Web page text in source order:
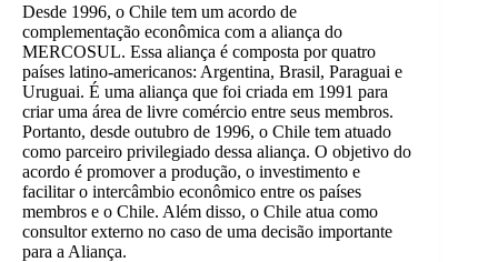
Desde 1996, o Chile tem um acordo de
complementação econômica com a aliança do
MERCOSUL. Essa aliança é composta por quatro
países latino-americanos: Argentina, Brasil, Paraguai e
Uruguai. É uma aliança que foi criada em 1991 para
criar uma área de livre comércio entre seus membros.
Portanto, desde outubro de 1996, o Chile tem atuado
como parceiro privilegiado dessa aliança. O objetivo do
acordo é promover a produção, o investimento e
facilitar o intercâmbio econômico entre os países
membros e o Chile. Além disso, o Chile atua como
consultor externo no caso de uma decisão importante
para a Aliança.